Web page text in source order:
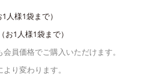
1人様1袋まで）
（お1人様1袋まで）
員価格でご購入いただけます。
り変わります。